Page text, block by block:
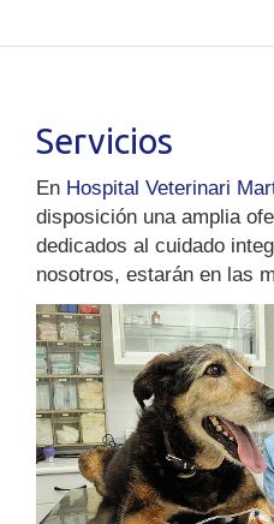
Servicios
En Hospital Veterinari
disposición una amplia
dedicados al cuidado
nosotros, estarán en las